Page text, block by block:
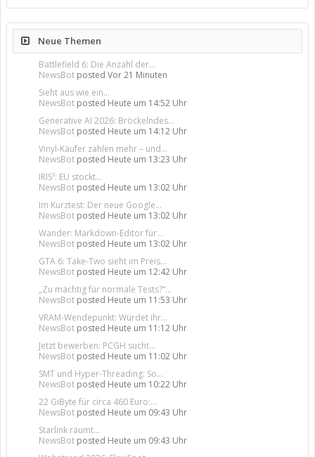
Neue Themen
Battlefield 6: Die Anzahl der...
NewsBot posted Vor 21 Minuten
Sieht aus wie ein...
NewsBot posted Heute um 14:52 Uhr
Generative AI 2026: Bröckelndes...
NewsBot posted Heute um 14:12 Uhr
Vinyl-Käufer zahlen mehr – und...
NewsBot posted Heute um 13:23 Uhr
IRIS²: EU stockt...
NewsBot posted Heute um 13:02 Uhr
Im Kurztest: Der neue Google...
NewsBot posted Heute um 13:02 Uhr
Wander: Markdown-Editor für...
NewsBot posted Heute um 13:02 Uhr
GTA 6: Take-Two sieht im Preis...
NewsBot posted Heute um 12:42 Uhr
„Zu mächtig für normale Tests?“...
NewsBot posted Heute um 11:53 Uhr
VRAM-Wendepunkt: Würdet ihr...
NewsBot posted Heute um 11:12 Uhr
Jetzt bewerben: PCGH sucht...
NewsBot posted Heute um 11:02 Uhr
SMT und Hyper-Threading: So...
NewsBot posted Heute um 10:22 Uhr
22 GiByte für circa 460 Euro:...
NewsBot posted Heute um 09:43 Uhr
Starlink räumt...
NewsBot posted Heute um 09:43 Uhr